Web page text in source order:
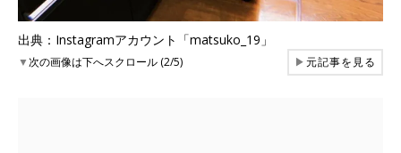
出典：Instagramアカウント「matsuko_19」
▼次の画像は下へスクロール (2/5) ▶元記事を見る